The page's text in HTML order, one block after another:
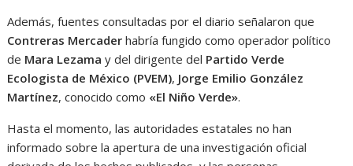
Además, fuentes consultadas por el diario señalaron que
Contreras Mercader habría fungido como operador político
de Mara Lezama y del dirigente del Partido Verde
Ecologista de México (PVEM), Jorge Emilio González
Martínez, conocido como «El Niño Verde».
Hasta el momento, las autoridades estatales no han
informado sobre la apertura de una investigación oficial